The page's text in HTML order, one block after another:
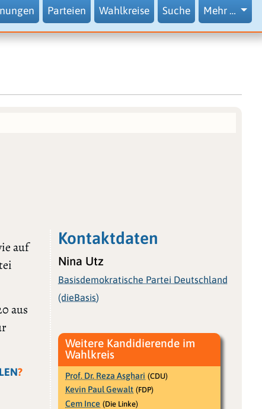
Parteien Wahlkreise Suche Mehr …
auf
aus
?
Kontaktdaten
Nina Utz
Basisdemokratische Partei Deutschland
(dieBasis)
Weitere Kandidierende im
Wahlkreis
Prof. Dr. Reza Asghari (CDU)
Kevin Paul Gewalt (FDP)
Cem Ince (Die Linke)